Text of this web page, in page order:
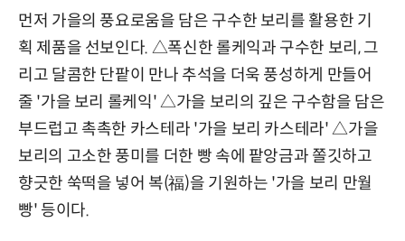
먼저 가을의 풍요로움을 담은 구수한 보리를 활용한 기
획 제품을 선보인다. △폭신한 롤케익과 구수한 보리, 그
리고 달콤한 단팥이 만나 추석을 더욱 풍성하게 만들어
줄 '가을 보리 롤케익' △가을 보리의 깊은 구수함을 담은
부드럽고 촉촉한 카스테라 '가을 보리 카스테라' △가을
보리의 고소한 풍미를 더한 빵 속에 팥앙금과 쫄깃하고
향긋한 쑥떡을 넣어 복(福)을 기원하는 '가을 보리 만월
빵' 등이다.